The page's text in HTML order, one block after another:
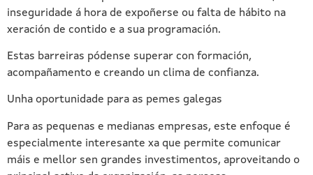
inseguridade á hora de expoñerse ou falta de hábito na
xeración de contido e a sua programación.
Estas barreiras pódense superar con formación,
acompañamento e creando un clima de confianza.
Unha oportunidade para as pemes galegas
Para as pequenas e medianas empresas, este enfoque é
especialmente interesante xa que permite comunicar
máis e mellor sen grandes investimentos, aproveitando o